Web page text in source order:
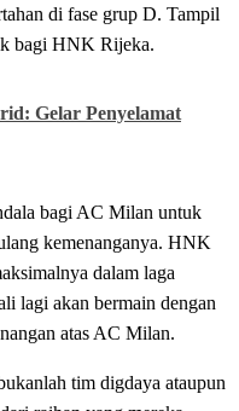
di fase grup D. Tampil
bagi HNK Rijeka.
Gelar Penyelamat
bagi AC Milan untuk
kemenanganya. HNK
dalam laga
lagi akan bermain dengan
atas AC Milan.
tim digdaya ataupun